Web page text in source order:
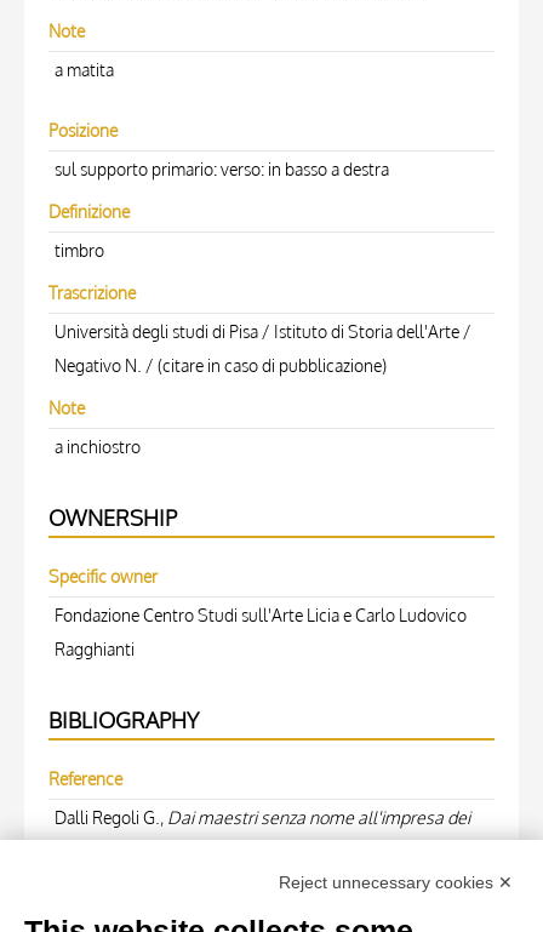
Note
a matita
Posizione
sul supporto primario: verso: in basso a destra
Definizione
timbro
Trascrizione
Università degli studi di Pisa / Istituto di Storia dell'Arte /
Negativo N. / (citare in caso di pubblicazione)
Note
a inchiostro
OWNERSHIP
Specific owner
Fondazione Centro Studi sull'Arte Licia e Carlo Ludovico
Ragghianti
BIBLIOGRAPHY
Reference
Dalli Regoli G., Dai maestri senza nome all'impresa dei
Reject unnecessary cookies ✕